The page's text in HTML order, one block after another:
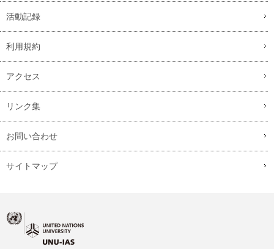
活動記録
利用規約
アクセス
リンク集
お問い合わせ
サイトマップ